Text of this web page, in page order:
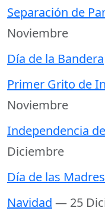
Separación de
Noviembre
Día de la Bandera
Primer Grito de
Noviembre
Independencia
Diciembre
Día de las Madres
Navidad — 25